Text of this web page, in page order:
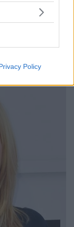
Policy
τους ανθρώπους;
για το
νοημοσύνη